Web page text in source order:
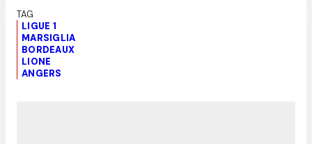
LIGUE 1
MARSIGLIA
BORDEAUX
LIONE
ANGERS